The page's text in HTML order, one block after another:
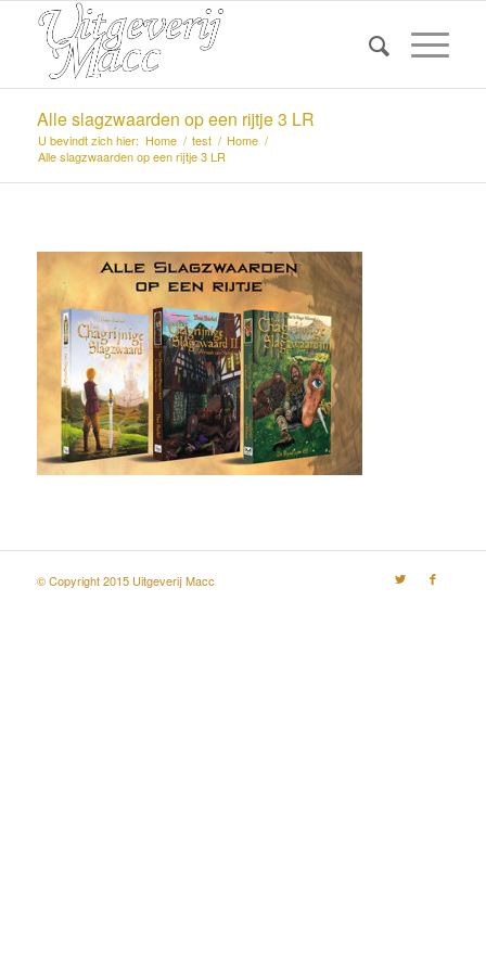
Alle slagzwaarden op een rijtje 3 LR
U bevindt zich hier: Home / test / Home /
Alle slagzwaarden op een rijtje 3 LR
© Copyright 2015 Uitgeverij Macc